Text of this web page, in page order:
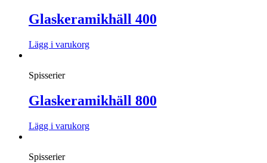
Glaskeramikhäll 400
Lägg i varukorg
Spisserier
Glaskeramikhäll 800
Lägg i varukorg
Spisserier